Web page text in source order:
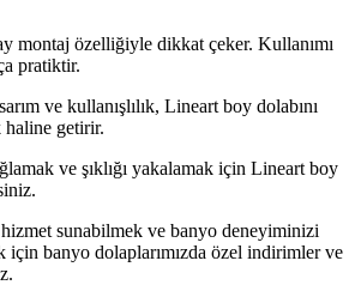
montaj özelliğiyle dikkat çeker. Kullanımı
pratiktir.
ve kullanışlılık, Lineart boy dolabını
haline getirir.
ve şıklığı yakalamak için Lineart boy
sunabilmek ve banyo deneyiminizi
için banyo dolaplarımızda özel indirimler ve